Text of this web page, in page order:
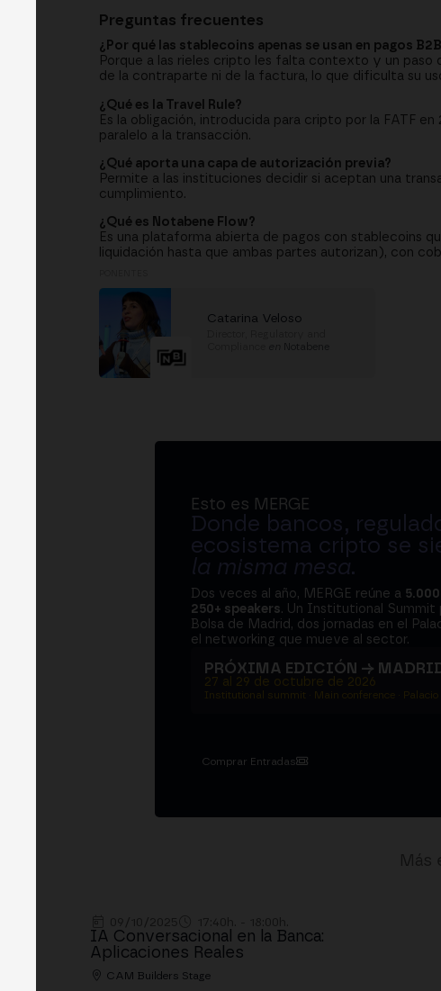
Preguntas frecuentes
¿Por qué las stablecoins apenas se usan en pagos
Porque a las rieles cripto les falta contexto y un paso
de la contraparte ni de la factura, lo que dificulta su
¿Qué es la Travel Rule?
Es la obligación, introducida para cripto por la FATF
paralelo a la transacción.
¿Qué aporta una capa de autorización previa?
Permite a las instituciones decidir si aceptan una
cumplimiento.
¿Qué es Notabene Flow?
Es una plataforma abierta de pagos con stablecoins
liquidación hasta que ambas partes autorizan), con
Catarina Veloso
Notabene
Esto es MERGE
Donde bancos,
ecosistema cripto se
la misma mesa.
Dos veces al año, MERGE reúne a
250+ speakers. Un Institutional Summit
Bolsa de Madrid, dos jornadas en el
el networking que mueve al sector.
PRÓXIMA EDICIÓN →
27 al 29 de octubre de 2026
Institutional summit · Main conference · Palacio
Comprar Entradas
IA Conversacional en la Banca:
Aplicaciones Reales
CAM Builders Stage